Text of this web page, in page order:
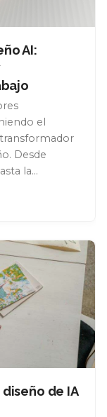
AI:
el
Desde
la
los flujos de
de IA